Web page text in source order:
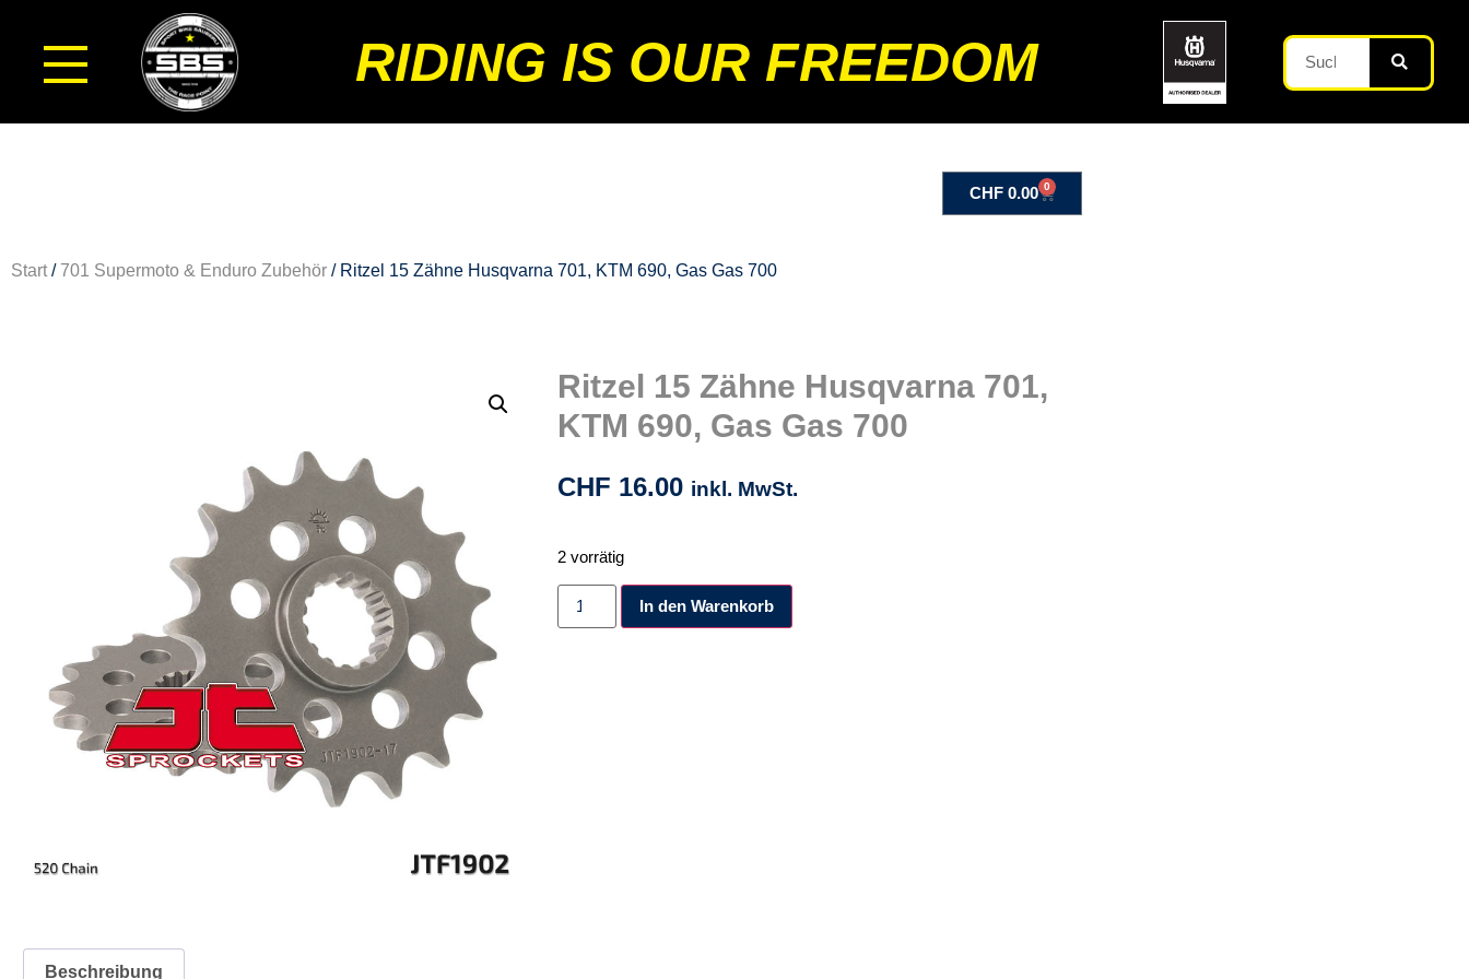
RIDING IS OUR FREEDOM
CHF 0.00 0
Start/ 701 Supermoto & Enduro Zubehör / Ritzel 15 Zähne Husqvarna 701, KTM 690, Gas Gas 700
Ritzel 15 Zähne Husqvarna 701,
KTM 690, Gas Gas 700
CHF 16.00 inkl. MwSt.
2 vorrätig
In den Warenkorb
Beschreibung